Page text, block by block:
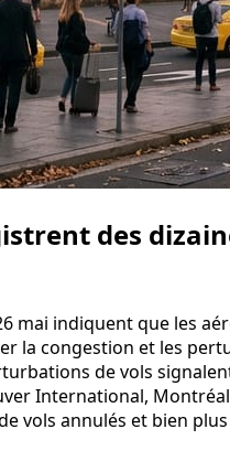
des
mai indiquent que les
la congestion et les
de vols
International,
vols annulés et bien